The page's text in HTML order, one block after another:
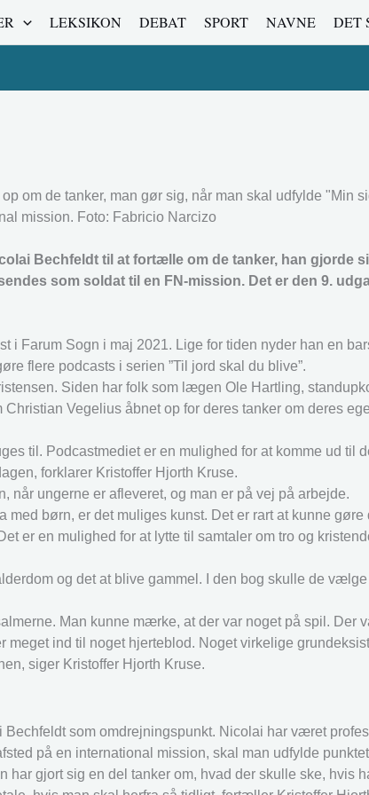
LEKSIKON DEBAT SPORT NAVNE DET
om de tanker, man gør sig, når man skal udfylde "Min
mission. Foto: Fabricio Narcizo
Bechfeldt til at fortælle om de tanker, han gjorde
som soldat til en FN-mission. Det er den 9.
Farum Sogn i maj 2021. Lige for tiden nyder han en
flere podcasts i serien ”Til jord skal du blive”.
Siden har folk som lægen Ole Hartling,
Vegelius åbnet op for deres tanker om deres
til. Podcastmediet er en mulighed for at komme ud til
forklarer Kristoffer Hjorth Kruse.
når ungerne er afleveret, og man er på vej på arbejde.
børn, er det muliges kunst. Det er rart at kunne
er en mulighed for at lytte til samtaler om tro og
og det at blive gammel. I den bog skulle de
Man kunne mærke, at der var noget på spil. Der
ind til noget hjerteblod. Noget virkelige
siger Kristoffer Hjorth Kruse.
som omdrejningspunkt. Nicolai har været
på en international mission, skal man udfylde punktet
gjort sig en del tanker om, hvad der skulle ske, hvis